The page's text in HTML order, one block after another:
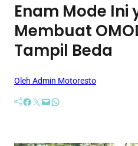
Enam Mode Ini
Membuat
Tampil Beda
Oleh Admin Motoresto
Facebook Twitter Mail WhatsApp